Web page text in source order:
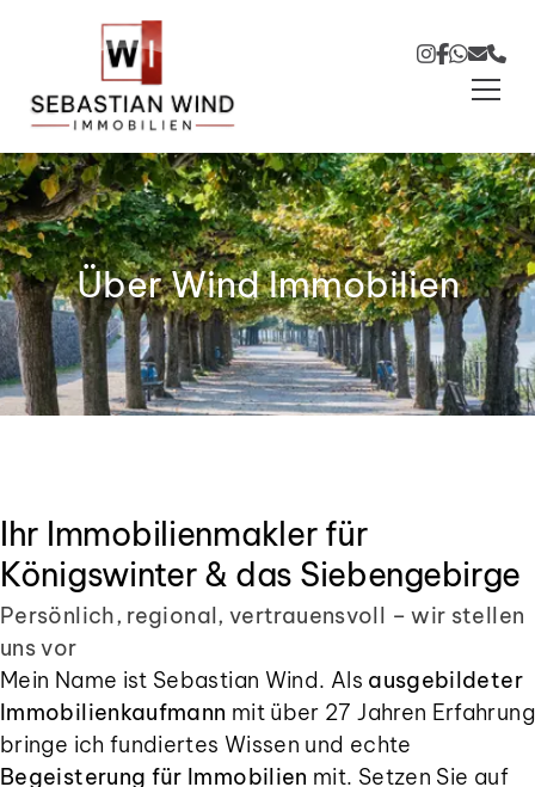
Zum Fuß springen
Über Wind Immobilien
Ihr Immobilienmakler für
Königswinter & das Siebengebirge
Persönlich, regional, vertrauensvoll – wir stellen
uns vor
Mein Name ist Sebastian Wind. Als ausgebildeter
Immobilienkaufmann mit über 27 Jahren Erfahrung
bringe ich fundiertes Wissen und echte
Begeisterung für Immobilien mit. Setzen Sie auf